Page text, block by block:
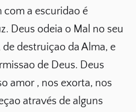
com a escuridao é
Deus odeia o Mal no seu
destruiçao da Alma, e
de Deus. Deus
amor , nos exorta, nos
através de alguns